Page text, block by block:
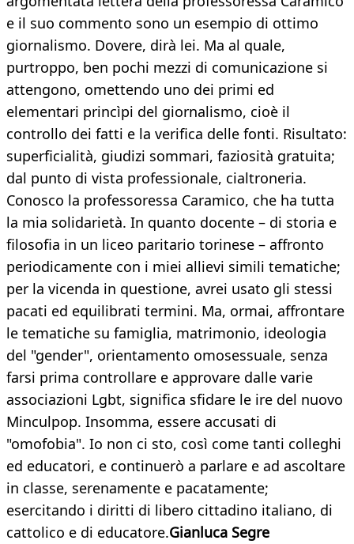
e il suo commento sono un esempio di ottimo
giornalismo. Dovere, dirà lei. Ma al quale,
purtroppo, ben pochi mezzi di comunicazione si
attengono, omettendo uno dei primi ed
elementari princìpi del giornalismo, cioè il
controllo dei fatti e la verifica delle fonti. Risultato:
superficialità, giudizi sommari, faziosità gratuita;
dal punto di vista professionale, cialtroneria.
Conosco la professoressa Caramico, che ha tutta
la mia solidarietà. In quanto docente – di storia e
filosofia in un liceo paritario torinese – affronto
periodicamente con i miei allievi simili tematiche;
per la vicenda in questione, avrei usato gli stessi
pacati ed equilibrati termini. Ma, ormai, affrontare
le tematiche su famiglia, matrimonio, ideologia
del "gender", orientamento omosessuale, senza
farsi prima controllare e approvare dalle varie
associazioni Lgbt, significa sfidare le ire del nuovo
Minculpop. Insomma, essere accusati di
"omofobia". Io non ci sto, così come tanti colleghi
ed educatori, e continuerò a parlare e ad ascoltare
in classe, serenamente e pacatamente;
esercitando i diritti di libero cittadino italiano, di
cattolico e di educatore.Gianluca Segre